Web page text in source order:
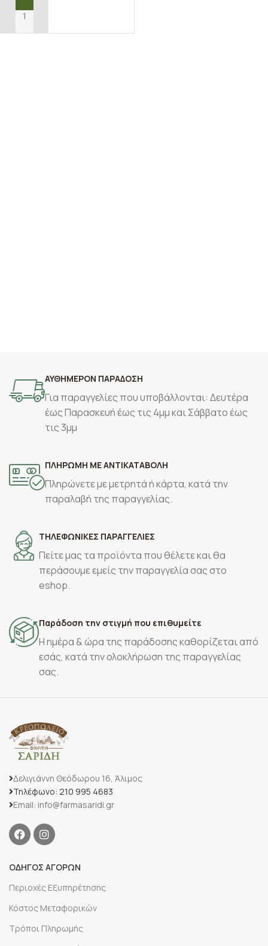
ΠΡΟΣΘΉΚΗ ΣΤΟ ΚΑΛΆΘΙ
ΑΥΘΗΜΕΡΟΝ ΠΑΡΑΔΟΣΗ
Για παραγγελίες που υποβάλλονται: Δευτέρα
έως Παρασκευή έως τις 4μμ και Σάββατο έως
τις 3μμ
ΠΛΗΡΩΜΗ ΜΕ ΑΝΤΙΚΑΤΑΒΟΛΗ
Πληρώνετε με μετρητά ή κάρτα, κατά την
παραλαβή της παραγγελίας.
ΤΗΛΕΦΩΝΙΚΕΣ ΠΑΡΑΓΓΕΛΙΕΣ
Πείτε μας τα προϊόντα που θέλετε και θα
περάσουμε εμείς την παραγγελία σας στο
eshop.
Παράδοση την στιγμή που επιθυμείτε
Η ημέρα & ώρα της παράδοσης καθορίζεται από
εσάς, κατά την ολοκλήρωση της παραγγελίας
σας.
Δελιγιάννη Θεόδωρου 16, Άλιμος
Τηλέφωνο: 210 995 4683
Email: info@farmasaridi.gr
ΟΔΗΓΟΣ ΑΓΟΡΩΝ
Περιοχές Εξυπηρέτησης
Κόστος Μεταφορικών
Τρόποι Πληρωμής